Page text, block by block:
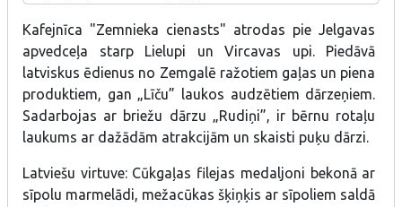
Kafejnīca "Zemnieka cienasts" atrodas pie Jelgavas
apvedceļa starp Lielupi un Vircavas upi. Piedāvā
latviskus ēdienus no Zemgalē ražotiem gaļas un piena
produktiem, gan „Līču” laukos audzētiem dārzeņiem.
Sadarbojas ar briežu dārzu „Rudiņi”, ir bērnu rotaļu
laukums ar dažādām atrakcijām un skaisti puķu dārzi.
Latviešu virtuve: Cūkgaļas filejas medaljoni bekonā ar
sīpolu marmelādi, mežacūkas šķiņķis ar sīpoliem saldā